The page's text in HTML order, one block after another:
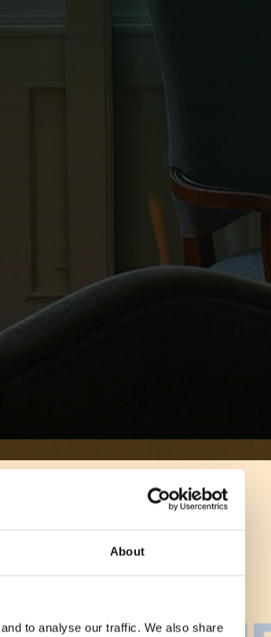
About
to analyse our traffic. We also share